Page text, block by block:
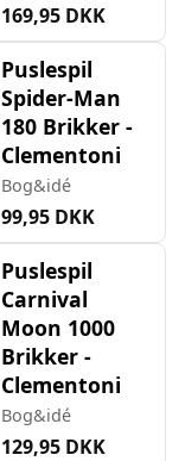
169,95 DKK
Puslespil
Spider-Man
180 Brikker -
Clementoni
Bog&idé
99,95 DKK
Puslespil
Carnival
Moon 1000
Brikker -
Clementoni
Bog&idé
129,95 DKK